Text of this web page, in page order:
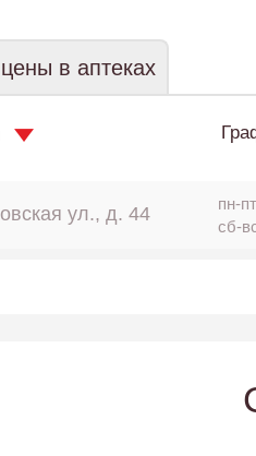
в аптеках
ул., д. 44
пн-
сб-